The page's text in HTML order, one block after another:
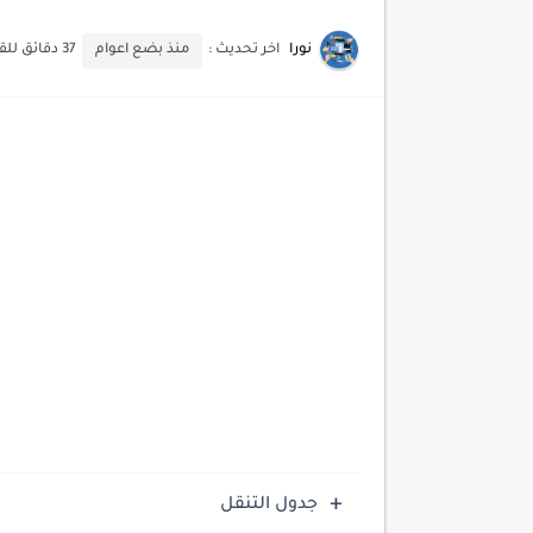
أحدث تقنيات الحماية من
نورا اخر تحديث : منذ بضع اعوام 37 دقائق للقراءة
جدول التنقل